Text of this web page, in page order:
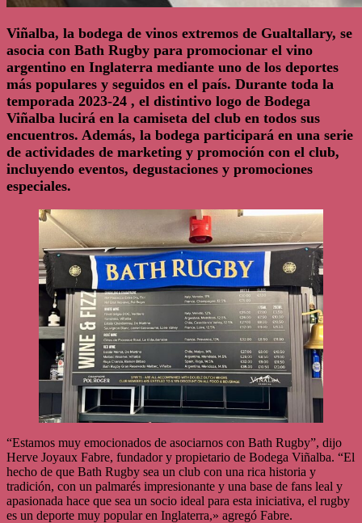
Viñalba, la bodega de vinos extremos de Gualtallary, se
asocia con Bath Rugby para promocionar el vino
argentino en Inglaterra mediante uno de los deportes
más populares y seguidos en el país. Durante toda la
temporada 2023-24 , el distintivo logo de Bodega
Viñalba lucirá en la camiseta del club en todos sus
encuentros. Además, la bodega participará en una serie
de actividades de marketing y promoción con el club,
incluyendo eventos, degustaciones y promociones
especiales.
“Estamos muy emocionados de asociarnos con Bath Rugby”, dijo
Herve Joyaux Fabre, fundador y propietario de Bodega Viñalba. “El
hecho de que Bath Rugby sea un club con una rica historia y
tradición, con un palmarés impresionante y una base de fans leal y
apasionada hace que sea un socio ideal para esta iniciativa, el rugby
es un deporte muy popular en Inglaterra,» agregó Fabre.